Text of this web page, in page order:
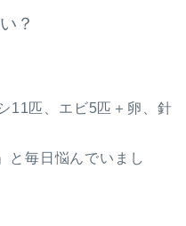
？
11匹、エビ5匹＋卵、針
と毎日悩んでいまし